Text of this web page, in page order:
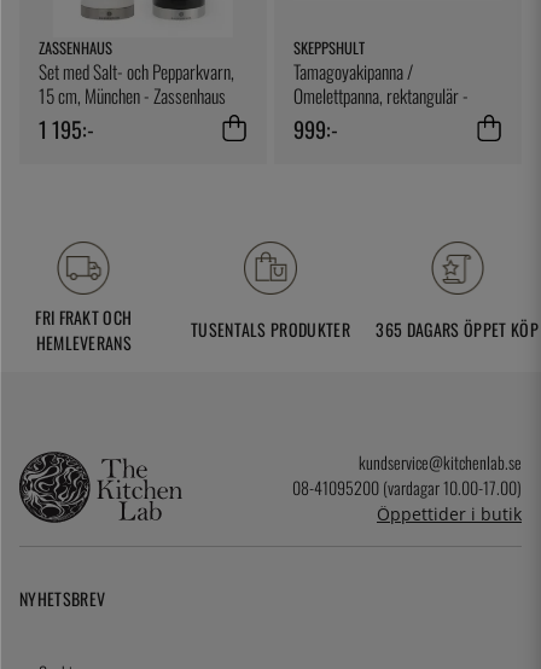
ZASSENHAUS
Set med Salt- och Pepparkvarn,
15 cm, München - Zassenhaus
1 195:-
SKEPPSHULT
Tamagoyakipanna /
Omelettpanna, rektangulär -
Skeppshult
999:-
FRI FRAKT OCH
HEMLEVERANS
TUSENTALS PRODUKTER 365 DAGARS ÖPPET KÖP
kundservice@kitchenlab.se
08-41095200 (vardagar 10.00-17.00)
Öppettider i butik
NYHETSBREV